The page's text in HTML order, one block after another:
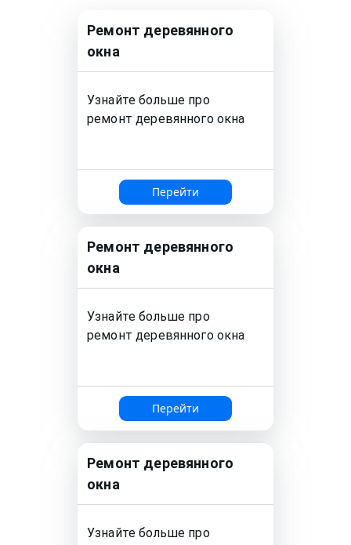
Ремонт деревянного
окна
Узнайте больше про
ремонтдеревянного окна
Перейти
Ремонт деревянного
окна
Узнайте больше про
ремонтдеревянного окна
Перейти
Ремонт деревянного
окна
Узнайте больше про